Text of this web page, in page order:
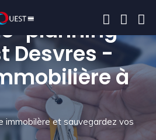
planning -
Desvres -
à
immobilère et sauvegardez vos